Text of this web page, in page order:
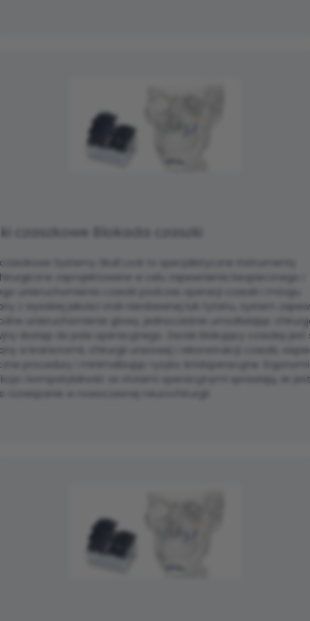
czaszkowe Blokada czaszki
Systemy Skull Lock to specjalistyczne instrumenty
zaprojektowane w celu zapewnienia bezpiecznego i
unieruchomienia czaszki podczas operacji czaszki i mózgu.
z wysokiej jakości stali nierdzewnej lub tytanu, system
unieruchomienie głowy, jednocześnie umożliwiając
dostęp do pola operacyjnego. Zacisk blokujący czaszkę jest
w kraniotomii, chirurgii urazowej i rekonstrukcji czaszki,
procedury i minimalizując ryzyko śródoperacyjne.
i kompatybilność ze stołami operacyjnymi sprawiają, że
rozwiązanie w nowoczesnej neurochirurgii.